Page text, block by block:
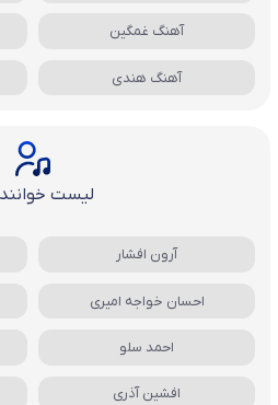
آهنگ غمگین
آهنگ هندی
لیست
آرون افشار
احسان خواجه امیری
احمد سلو
افشین آذری